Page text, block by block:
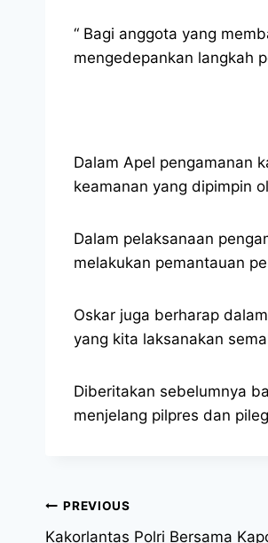
“ Bagi anggota yang
mengedepankan langkah
Dalam Apel pengamanan
keamanan yang dipimpin
Dalam pelaksanaan
melakukan pemantauan
Oskar juga berharap
yang kita laksanakan
Diberitakan sebelumnya
menjelang pilpres dan
PREVIOUS
Kakorlantas Polri Bersama